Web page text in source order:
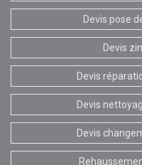
Devis pose
Devis
Devis
Devis
Devis